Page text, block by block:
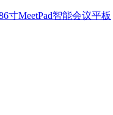
寸MeetPad智能会议平板